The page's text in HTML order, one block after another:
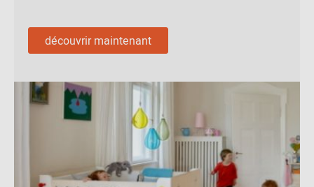
découvrir maintenant